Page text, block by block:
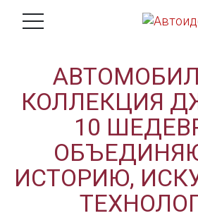
КОЛЛЕКЦИЯ
10
ИСТОРИЮ,